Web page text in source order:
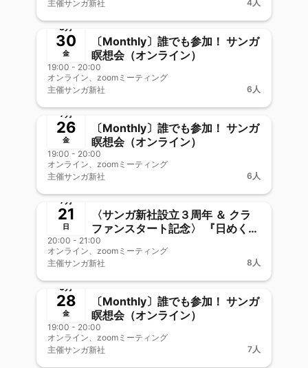
主催サンガ新社 4人
終了
8月
30
金
〔Monthly〕誰でも参加！ サンガ
瞑想会（オンライン）
19:00 - 20:00
オンライン、zoomミーティング
主催サンガ新社 6人
終了
7月
26
金
〔Monthly〕誰でも参加！ サンガ
瞑想会（オンライン）
19:00 - 20:00
オンライン、zoomミーティング
主催サンガ新社 6人
終了
7月
21
日
〈サンガ新社設立３周年 ＆ クラ
ファンスタート記念〉 『日めくり
ブッダの教え』の魅力を語ろう！
20:00 - 21:00
オンライン、zoomミーティング
主催サンガ新社 8人
終了
6月
28
金
〔Monthly〕誰でも参加！ サンガ
瞑想会（オンライン）
19:00 - 20:00
オンライン、zoomミーティング
主催サンガ新社 7人
終了